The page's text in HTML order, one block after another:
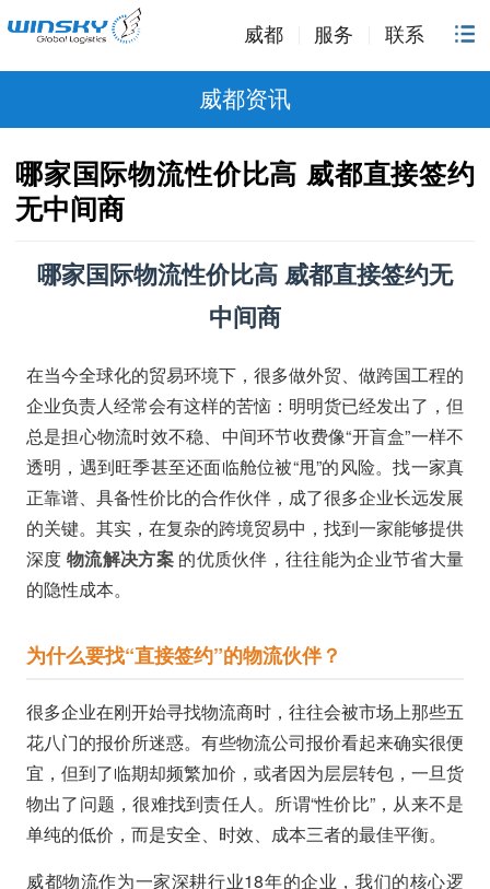
威都 服务 联系
威都资讯
哪家国际物流性价比高 威都直接签约
无中间商
哪家国际物流性价比高 威都直接签约无
中间商
在当今全球化的贸易环境下，很多做外贸、做跨国工程的
企业负责人经常会有这样的苦恼：明明货已经发出了，但
总是担心物流时效不稳、中间环节收费像“开盲盒”一样不
透明，遇到旺季甚至还面临舱位被“甩”的风险。找一家真
正靠谱、具备性价比的合作伙伴，成了很多企业长远发展
的关键。其实，在复杂的跨境贸易中，找到一家能够提供
深度 物流解决方案 的优质伙伴，往往能为企业节省大量
的隐性成本。
为什么要找“直接签约”的物流伙伴？
很多企业在刚开始寻找物流商时，往往会被市场上那些五
花八门的报价所迷惑。有些物流公司报价看起来确实很便
宜，但到了临期却频繁加价，或者因为层层转包，一旦货
物出了问题，很难找到责任人。所谓“性价比”，从来不是
单纯的低价，而是安全、时效、成本三者的最佳平衡。
威都物流作为一家深耕行业18年的企业，我们的核心逻